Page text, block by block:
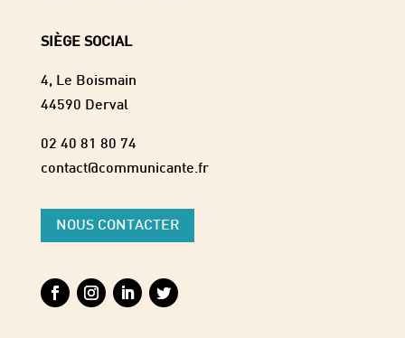
SIÈGE SOCIAL
4, Le Boismain
44590 Derval
02 40 81 80 74
contact@communicante.fr
NOUS CONTACTER